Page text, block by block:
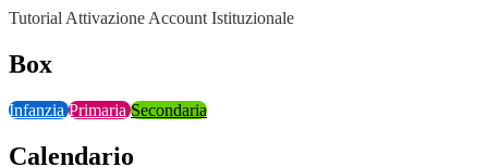
Tutorial Attivazione Account Istituzionale
Box
InfanziaPrimariaSecondaria
Calendario